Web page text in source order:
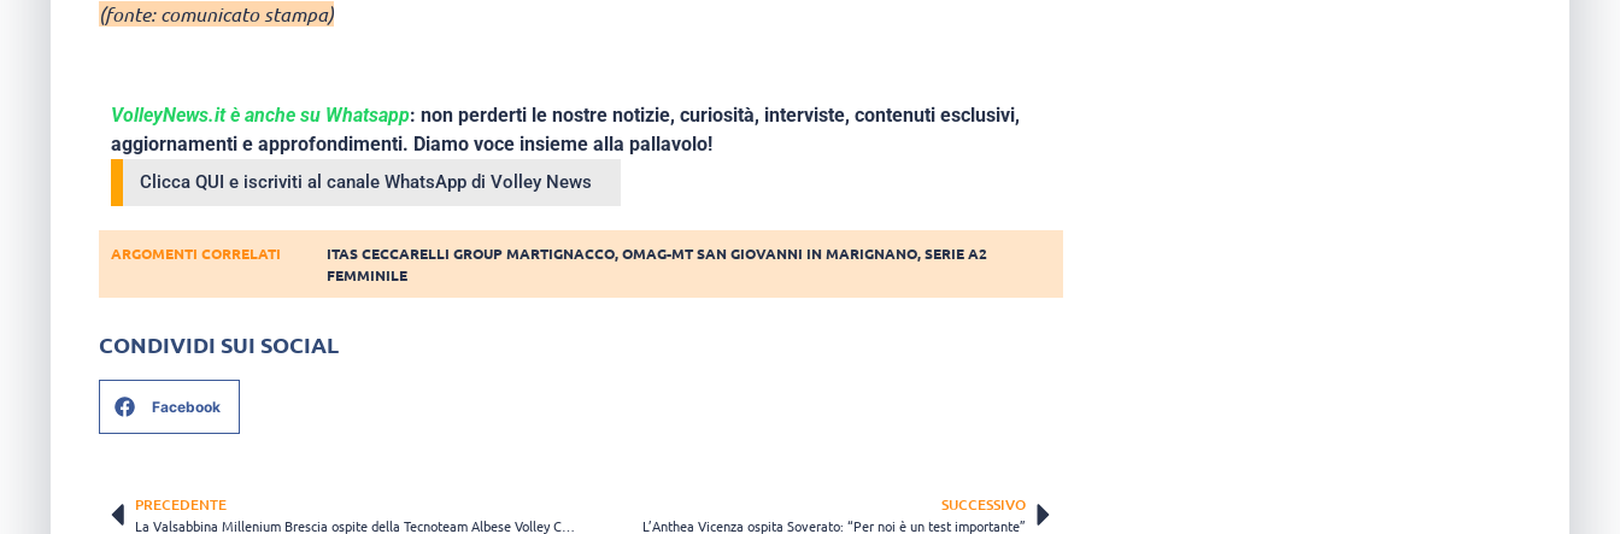
(fonte: comunicato stampa)
VolleyNews.it è anche su Whatsapp: non perderti le nostre notizie, curiosità, interviste, contenuti esclusivi,
aggiornamenti e approfondimenti. Diamo voce insieme alla pallavolo!
Clicca QUI e iscriviti al canale WhatsApp di Volley News
ARGOMENTI CORRELATI ITAS CECCARELLI GROUP MARTIGNACCO,OMAG-MT SAN GIOVANNI IN MARIGNANO,SERIE A2
FEMMINILE
CONDIVIDI SUI SOCIAL
Facebook
PRECEDENTE
La Valsabbina Millenium Brescia ospite della Tecnoteam Albese Volley Como
SUCCESSIVO
L’Anthea Vicenza ospita Soverato: “Per noi è un test importante”